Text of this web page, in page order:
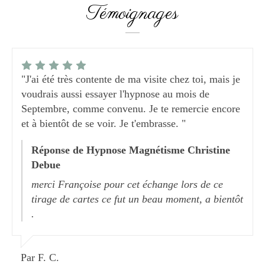
Témoignages
"J'ai été très contente de ma visite chez toi, mais je
voudrais aussi essayer l'hypnose au mois de
Septembre, comme convenu. Je te remercie encore
et à bientôt de se voir. Je t'embrasse. "
Réponse de Hypnose Magnétisme Christine
Debue
merci Françoise pour cet échange lors de ce
tirage de cartes ce fut un beau moment, a bientôt
.
Par F. C.